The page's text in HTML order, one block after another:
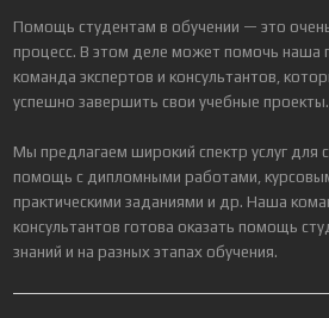
Помощь студентам в обучении — это
процесс. В этом деле может помочь наша
команда экспертов и консультантов,
успешно завершить свои учебные проекты.
Мы предлагаем широкий спектр услуг для
помощь с дипломными работами,
практическими заданиями и др. Наша
консультантов готова оказать помощь
знаний и на разных этапах обучения.